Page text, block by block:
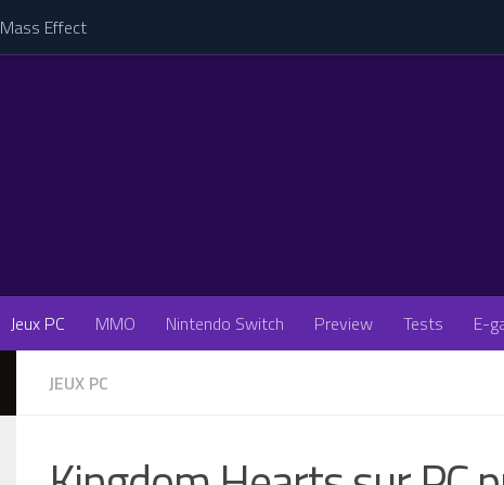
Mass Effect
Jeux PC MMO Nintendo Switch Preview Tests E-
JEUX PC